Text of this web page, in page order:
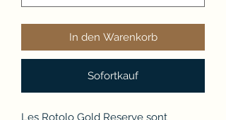
In den Warenkorb
Sofortkauf
Les Rotolo Gold Reserve sont